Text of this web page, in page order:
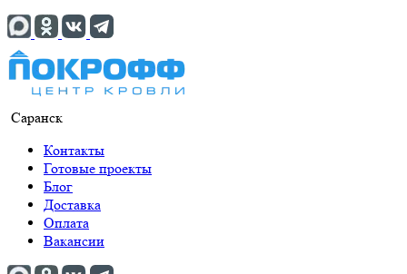
Саранск
Контакты
Готовые проекты
Блог
Доставка
Оплата
Вакансии